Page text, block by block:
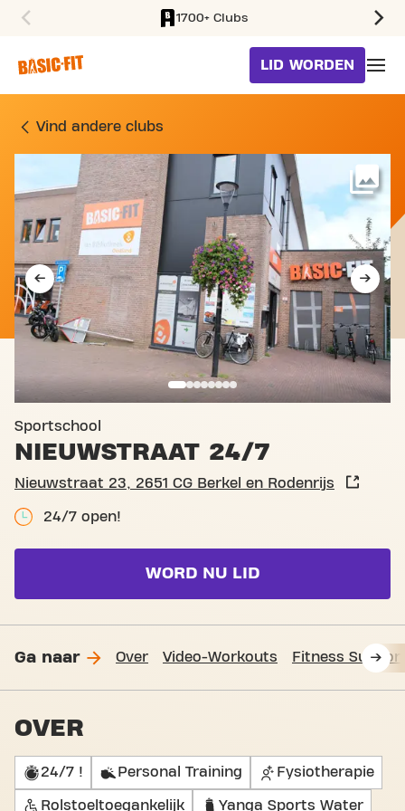
1700+ Clubs
LID WORDEN
SPORTSCHOOL
Vind andere clubs
Sportschool
NIEUWSTRAAT 24/7
Nieuwstraat 23, 2651 CG Berkel en Rodenrijs
24/7 open!
WORD NU LID
Ga naar Over Video-Workouts Fitness
OVER
24/7 ! Personal Training Fysiotherapie
Rolstoeltoegankelijk Yanga Sports Water